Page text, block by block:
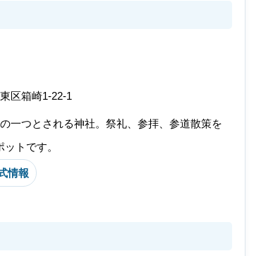
区箱崎1-22-1
一つとされる神社。祭礼、参拝、参道散策を
トです。
情報